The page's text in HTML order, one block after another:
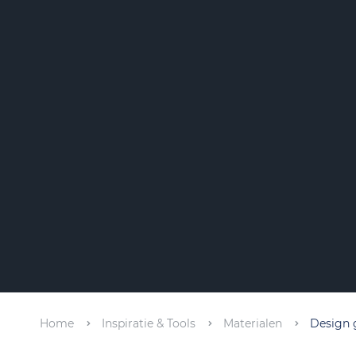
Home Inspiratie & Tools Materialen Design